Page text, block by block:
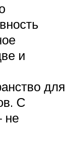
и
для
С
не